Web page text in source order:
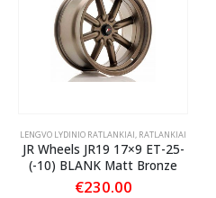
LENGVO LYDINIO RATLANKIAI, RATLANKIAI
JR Wheels JR19 17×9 ET-25-
(-10) BLANK Matt Bronze
€230.00